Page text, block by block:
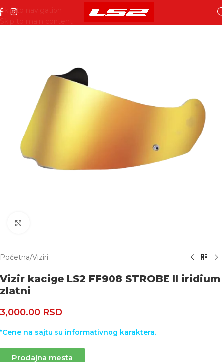
Skip to navigation
Skip to main content
Početna/Viziri
Vizir kacige LS2 FF908 STROBE II iridium
zlatni
3,000.00 RSD
*Cene na sajtu su informativnog karaktera.
Prodajna mesta